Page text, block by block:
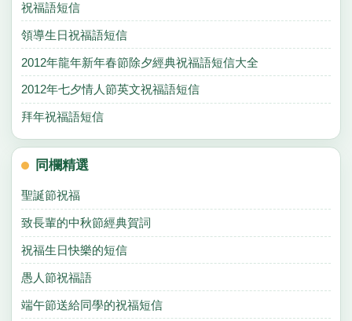
祝福語短信
領導生日祝福語短信
2012年龍年新年春節除夕經典祝福語短信大全
2012年七夕情人節英文祝福語短信
拜年祝福語短信
同欄精選
聖誕節祝福
致長輩的中秋節經典賀詞
祝福生日快樂的短信
愚人節祝福語
端午節送給同學的祝福短信